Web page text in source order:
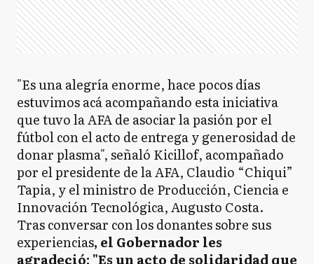
"Es una alegría enorme, hace pocos días
estuvimos acá acompañando esta iniciativa
que tuvo la AFA de asociar la pasión por el
fútbol con el acto de entrega y generosidad de
donar plasma", señaló Kicillof, acompañado
por el presidente de la AFA, Claudio “Chiqui”
Tapia, y el ministro de Producción, Ciencia e
Innovación Tecnológica, Augusto Costa.
Tras conversar con los donantes sobre sus
experiencias, el Gobernador les
agradeció: "Es un acto de solidaridad que